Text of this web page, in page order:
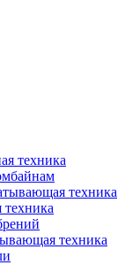
техника
техника
техника
техника